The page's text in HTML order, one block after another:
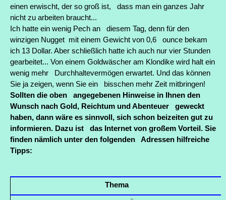
einen erwischt, der so groß ist, dass man ein ganzes Jahr
nicht zu arbeiten braucht...
Ich hatte ein wenig Pech an diesem Tag, denn für den
winzigen Nugget mit einem Gewicht von 0,6 ounce bekam
ich 13 Dollar. Aber schließlich hatte ich auch nur vier Stunden
gearbeitet... Von einem Goldwäscher am Klondike wird halt ein
wenig mehr Durchhaltevermögen erwartet. Und das können
Sie ja zeigen, wenn Sie ein bisschen mehr Zeit mitbringen!
Sollten die oben angegebenen Hinweise in Ihnen den
Wunsch nach Gold, Reichtum und Abenteuer geweckt
haben, dann wäre es sinnvoll, sich schon beizeiten gut zu
informieren. Dazu ist das Internet von großem Vorteil. Sie
finden nämlich unter den folgenden Adressen hilfreiche
Tipps:
Thema